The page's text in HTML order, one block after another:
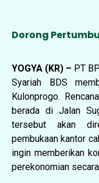
Dorong
YOGYA (KR) – PT
Syariah BDS
Kulonprogo.
berada di Jalan
tersebut akan
pembukaan kantor
ingin memberikan
perekonomian